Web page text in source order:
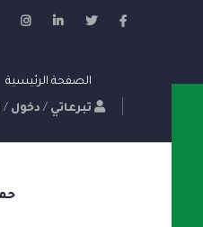
الصفحة الرئيسية
تبرعاتي / دخول /